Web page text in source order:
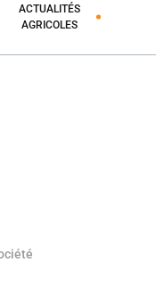
ACTUALITÉS
AGRICOLES